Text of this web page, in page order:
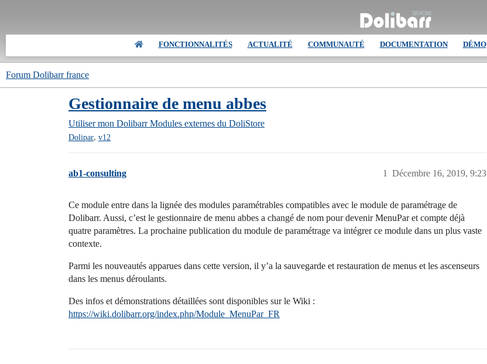
FONCTIONNALITÉS ACTUALITÉ COMMUNAUTÉ DOCUMENTATION DÉMO
Forum Dolibarr france
Gestionnaire de menu abbes
Utiliser mon Dolibarr Modules externes du DoliStore
Dolipar, v12
ab1-consulting Décembre 16, 2019, 9:23
1
Ce module entre dans la lignée des modules paramétrables compatibles avec le module de paramétrage de
Dolibarr. Aussi, c’est le gestionnaire de menu abbes a changé de nom pour devenir MenuPar et compte déjà
quatre paramètres. La prochaine publication du module de paramétrage va intégrer ce module dans un plus vaste
contexte.
Parmi les nouveautés apparues dans cette version, il y’a la sauvegarde et restauration de menus et les ascenseurs
dans les menus déroulants.
Des infos et démonstrations détaillées sont disponibles sur le Wiki :
https://wiki.dolibarr.org/index.php/Module_MenuPar_FR